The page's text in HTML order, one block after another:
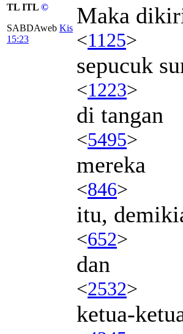
TL ITL ©
SABDAweb Kis
15:23
Maka
<1125>
sepucuk
<1223>
di tangan
<5495>
mereka
<846>
itu,
<652>
dan
<2532>
ketua-